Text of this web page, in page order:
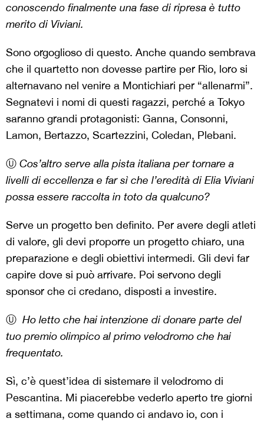
conoscendo finalmente una fase di ripresa è tutto
merito di Viviani.
Sono orgoglioso di questo. Anche quando sembrava
che il quartetto non dovesse partire per Rio, loro si
alternavano nel venire a Montichiari per “allenarmi”.
Segnatevi i nomi di questi ragazzi, perché a Tokyo
saranno grandi protagonisti: Ganna, Consonni,
Lamon, Bertazzo, Scartezzini, Coledan, Plebani.
Ⓤ Cos’altro serve alla pista italiana per tornare a
livelli di eccellenza e far sì che l’eredità di Elia Viviani
possa essere raccolta in toto da qualcuno?
Serve un progetto ben definito. Per avere degli atleti
di valore, gli devi proporre un progetto chiaro, una
preparazione e degli obiettivi intermedi. Gli devi far
capire dove si può arrivare. Poi servono degli
sponsor che ci credano, disposti a investire.
Ⓤ Ho letto che hai intenzione di donare parte del
tuo premio olimpico al primo velodromo che hai
frequentato.
Sì, c’è quest’idea di sistemare il velodromo di
Pescantina. Mi piacerebbe vederlo aperto tre giorni
a settimana, come quando ci andavo io, con i